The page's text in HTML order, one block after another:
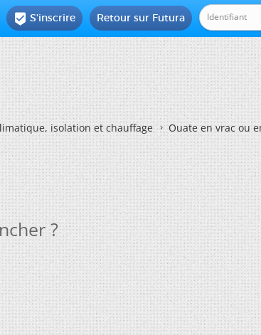
Retour sur Futura
 S'inscrire
isolation et chauffage Ouate en vrac ou
?